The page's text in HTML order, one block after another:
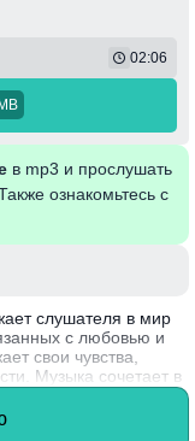
02:06
в mp3 и прослушать
ознакомьтесь с
слушателя в мир
с любовью и
свои чувства,
Музыка сочетает в
что создает
напоминает,